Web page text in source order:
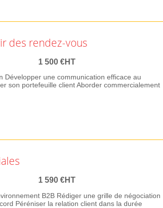
des rendez-vous
1 500 €HT
une communication efficace au
son portefeuille client Aborder commercialement
1 590 €HT
B2B Rédiger une grille de négociation
Péréniser la relation client dans la durée